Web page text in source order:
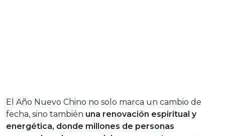
El Año Nuevo Chino no solo marca un cambio de
fecha, sino también una renovación espiritual y
energética, donde millones de personas